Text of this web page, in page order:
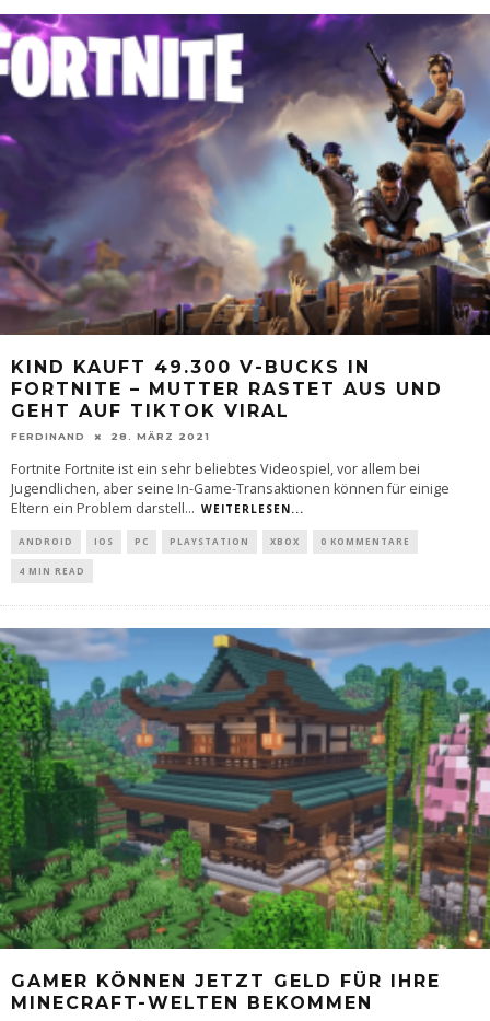
KIND KAUFT 49.300 V-BUCKS IN
FORTNITE – MUTTER RASTET AUS UND
GEHT AUF TIKTOK VIRAL
FERDINAND 28. MÄRZ 2021
Fortnite Fortnite ist ein sehr beliebtes Videospiel, vor allem bei
Jugendlichen, aber seine In-Game-Transaktionen können für einige
Eltern ein Problem darstell... WEITERLESEN...
ANDROID IOS PC PLAYSTATION XBOX 0 KOMMENTARE
4 MIN READ
GAMER KÖNNEN JETZT GELD FÜR IHRE
MINECRAFT-WELTEN BEKOMMEN